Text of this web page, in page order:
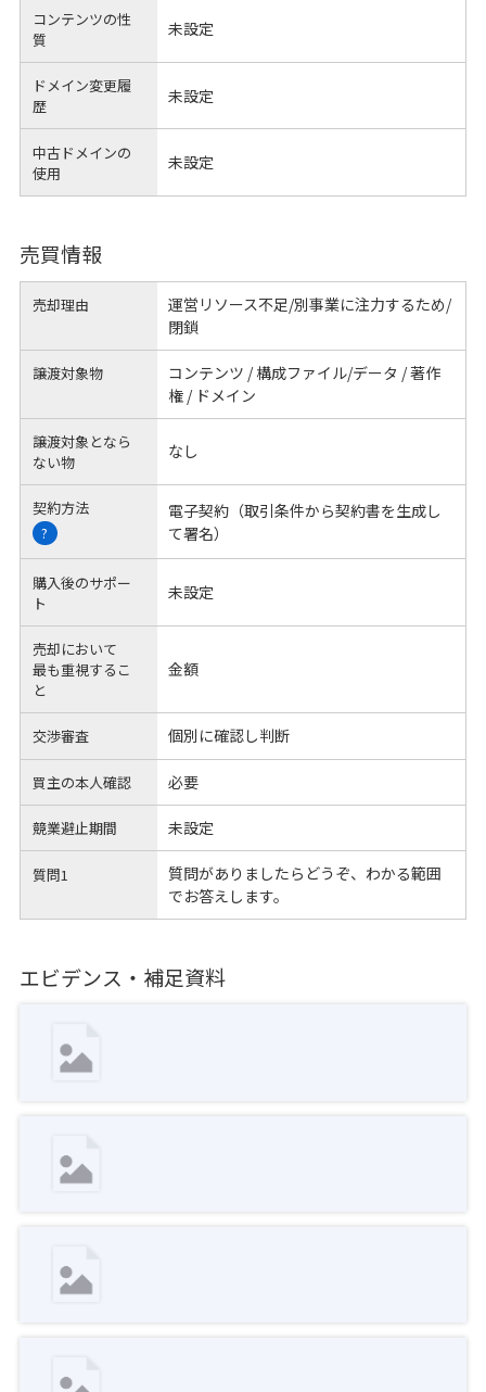
コンテンツの性
質
未設定
ドメイン変更履
歴
未設定
中古ドメインの
使用
未設定
売買情報
売却理由
運営リソース不足/別事業に注力するため/
閉鎖
譲渡対象物
コンテンツ / 構成ファイル/データ / 著作
権 / ドメイン
譲渡対象となら
ない物
なし
契約方法
?
電子契約（取引条件から契約書を生成し
て署名）
購入後のサポー
ト
未設定
売却において
最も重視するこ
と
金額
交渉審査 個別に確認し判断
買主の本人確認 必要
競業避止期間 未設定
質問1
質問がありましたらどうぞ、わかる範囲
でお答えします。
エビデンス・補足資料